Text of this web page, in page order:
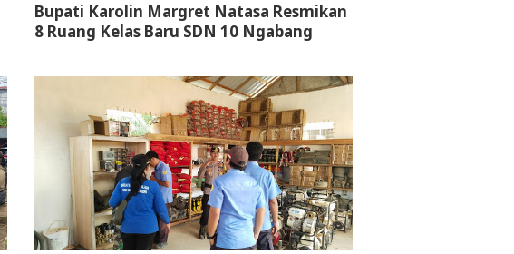
Bupati Karolin Margret Natasa Resmikan
8 Ruang Kelas Baru SDN 10 Ngabang